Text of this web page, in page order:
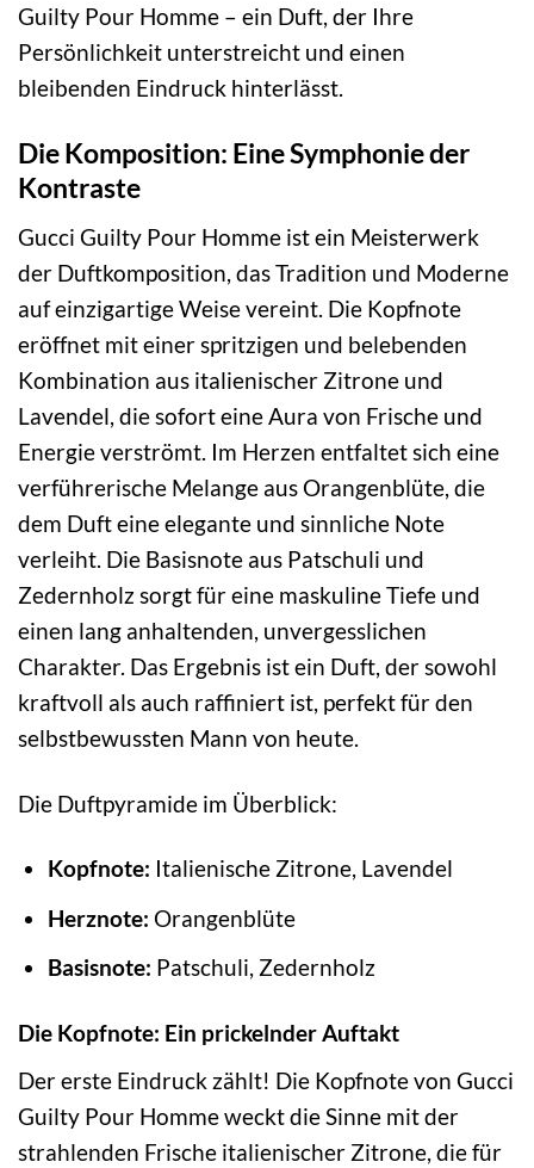
Guilty Pour Homme – ein Duft, der Ihre
Persönlichkeit unterstreicht und einen
bleibenden Eindruck hinterlässt.
Die Komposition: Eine Symphonie der
Kontraste
Gucci Guilty Pour Homme ist ein Meisterwerk
der Duftkomposition, das Tradition und Moderne
auf einzigartige Weise vereint. Die Kopfnote
eröffnet mit einer spritzigen und belebenden
Kombination aus italienischer Zitrone und
Lavendel, die sofort eine Aura von Frische und
Energie verströmt. Im Herzen entfaltet sich eine
verführerische Melange aus Orangenblüte, die
dem Duft eine elegante und sinnliche Note
verleiht. Die Basisnote aus Patschuli und
Zedernholz sorgt für eine maskuline Tiefe und
einen lang anhaltenden, unvergesslichen
Charakter. Das Ergebnis ist ein Duft, der sowohl
kraftvoll als auch raffiniert ist, perfekt für den
selbstbewussten Mann von heute.
Die Duftpyramide im Überblick:
Kopfnote: Italienische Zitrone, Lavendel
Herznote: Orangenblüte
Basisnote: Patschuli, Zedernholz
Die Kopfnote: Ein prickelnder Auftakt
Der erste Eindruck zählt! Die Kopfnote von Gucci
Guilty Pour Homme weckt die Sinne mit der
strahlenden Frische italienischer Zitrone, die für